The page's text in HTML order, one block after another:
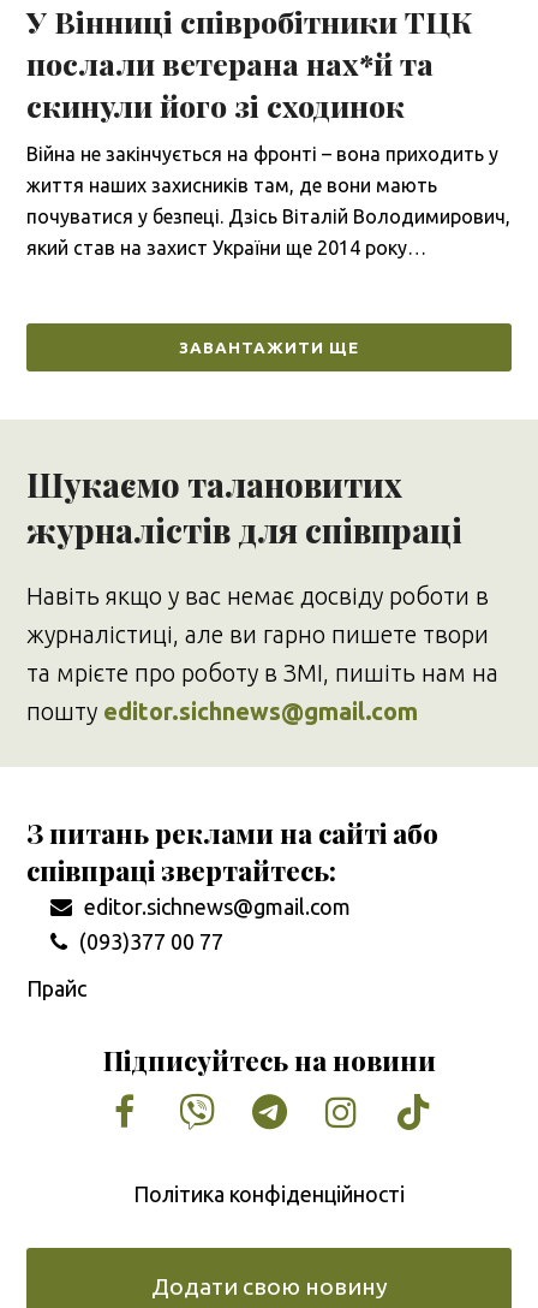
У Вінниці співробітники ТЦК
послали ветерана нах*й та
скинули його зі сходинок
Війна не закінчується на фронті – вона приходить у
життя наших захисників там, де вони мають
почуватися у безпеці. Дзісь Віталій Володимирович,
який став на захист України ще 2014 року…
ЗАВАНТАЖИТИ ЩЕ
Шукаємо талановитих
журналістів для співпраці
Навіть якщо у вас немає досвіду роботи в
журналістиці, але ви гарно пишете твори
та мрієте про роботу в ЗМІ, пишіть нам на
пошту editor.sichnews@gmail.com
З питань реклами на сайті або
співпраці звертайтесь:
editor.sichnews@gmail.com
(093)377 00 77
Прайс
Підписуйтесь на новини
Facebook
VimeoTumblrInstagram
Tiktok
Політика конфіденційності
Додати свою новину